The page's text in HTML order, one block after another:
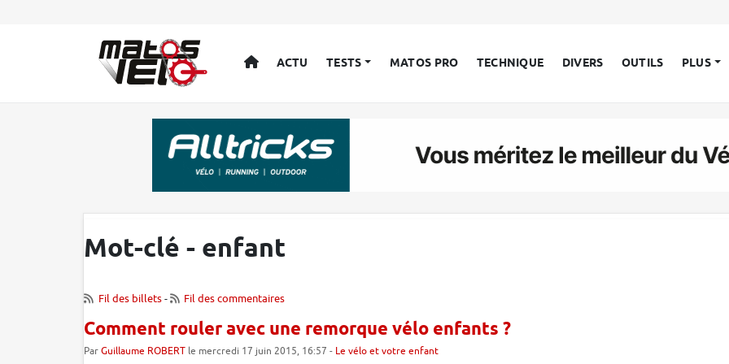
ACCUEIL
ACTU TESTS MATOS PRO TECHNIQUE DIVERS OUTILS PLUS
Mot-clé - enfant
Fil des billets- Fil des commentaires
Comment rouler avec une remorque vélo enfants ?
Par Guillaume ROBERT le mercredi 17 juin 2015, 16:57 - Le vélo et votre enfant